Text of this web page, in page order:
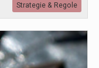
Strategie & Regole